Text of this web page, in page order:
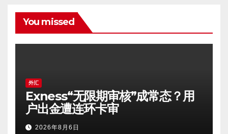
You missed
外汇
Exness“无限期审核”成常态？用
户出金遭连环卡审
2026年8月6日